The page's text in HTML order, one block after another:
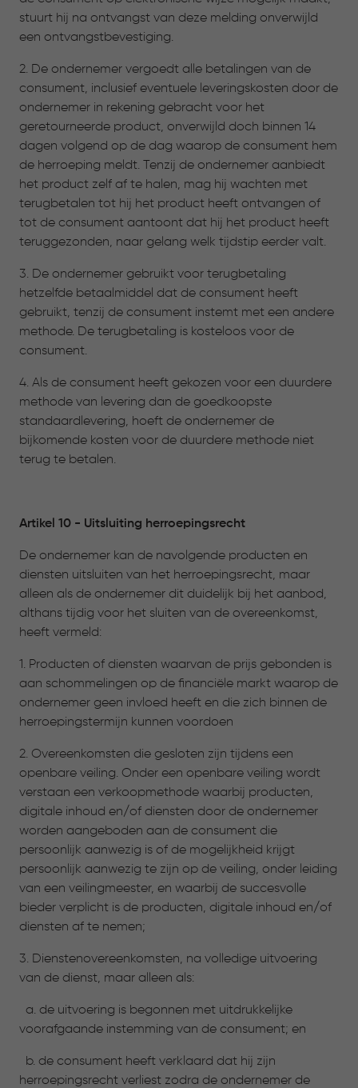
stuurt hij na ontvangst van deze melding onverwijld
een ontvangstbevestiging.
2. De ondernemer vergoedt alle betalingen van de
consument, inclusief eventuele leveringskosten door de
ondernemer in rekening gebracht voor het
geretourneerde product, onverwijld doch binnen 14
dagen volgend op de dag waarop de consument hem
de herroeping meldt. Tenzij de ondernemer aanbiedt
het product zelf af te halen, mag hij wachten met
terugbetalen tot hij het product heeft ontvangen of
tot de consument aantoont dat hij het product heeft
teruggezonden, naar gelang welk tijdstip eerder valt.
3. De ondernemer gebruikt voor terugbetaling
hetzelfde betaalmiddel dat de consument heeft
gebruikt, tenzij de consument instemt met een andere
methode. De terugbetaling is kosteloos voor de
consument.
4. Als de consument heeft gekozen voor een duurdere
methode van levering dan de goedkoopste
standaardlevering, hoeft de ondernemer de
bijkomende kosten voor de duurdere methode niet
terug te betalen.
Artikel 10 - Uitsluiting herroepingsrecht
De ondernemer kan de navolgende producten en
diensten uitsluiten van het herroepingsrecht, maar
alleen als de ondernemer dit duidelijk bij het aanbod,
althans tijdig voor het sluiten van de overeenkomst,
heeft vermeld:
1. Producten of diensten waarvan de prijs gebonden is
aan schommelingen op de financiële markt waarop de
ondernemer geen invloed heeft en die zich binnen de
herroepingstermijn kunnen voordoen
2. Overeenkomsten die gesloten zijn tijdens een
openbare veiling. Onder een openbare veiling wordt
verstaan een verkoopmethode waarbij producten,
digitale inhoud en/of diensten door de ondernemer
worden aangeboden aan de consument die
persoonlijk aanwezig is of de mogelijkheid krijgt
persoonlijk aanwezig te zijn op de veiling, onder leiding
van een veilingmeester, en waarbij de succesvolle
bieder verplicht is de producten, digitale inhoud en/of
diensten af te nemen;
3. Dienstenovereenkomsten, na volledige uitvoering
van de dienst, maar alleen als:
a. de uitvoering is begonnen met uitdrukkelijke
voorafgaande instemming van de consument; en
b. de consument heeft verklaard dat hij zijn
herroepingsrecht verliest zodra de ondernemer de